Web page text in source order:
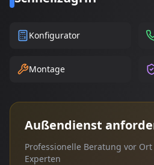
Konfigurator
Montage
Außendienst
Professionelle Beratung vor
Experten